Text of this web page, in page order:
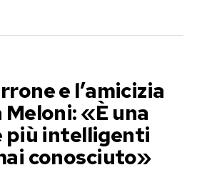
e l’amicizia
«È una
più intelligenti
conosciuto»